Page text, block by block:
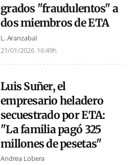
grados "fraudulentos" a
dos miembros de ETA
L. Aranzabal
21/01/2026 16:49h
Luis Suñer, el
empresario heladero
secuestrado por ETA:
"La familia pagó 325
millones de pesetas"
Andrea Lobera